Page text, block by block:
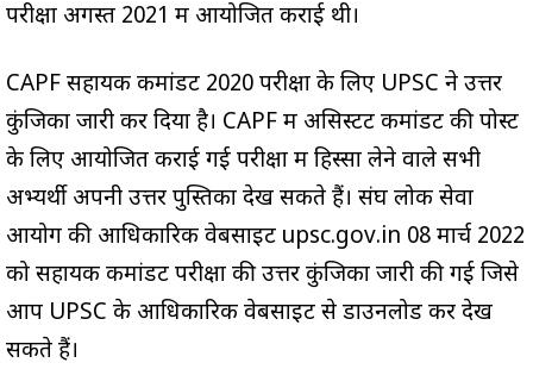
परीक्षा अगस्त 2021 में आयोजित कराई थी।
CAPF सहायक कमांडेंट 2020 परीक्षा के लिए UPSC ने उत्तर
कुंजिका जारी कर दिया है। CAPF में असिस्टेंट कमांडेंट की पोस्ट
के लिए आयोजित कराई गई परीक्षा में हिस्सा लेने वाले सभी
अभ्यर्थी अपनी उत्तर पुस्तिका देख सकते हैं। संघ लोक सेवा
आयोग की आधिकारिक वेबसाइट upsc.gov.in 08 मार्च 2022
को सहायक कमांडेंट परीक्षा की उत्तर कुंजिका जारी की गई जिसे
आप UPSC के आधिकारिक वेबसाइट से डाउनलोड कर देख
सकते हैं।